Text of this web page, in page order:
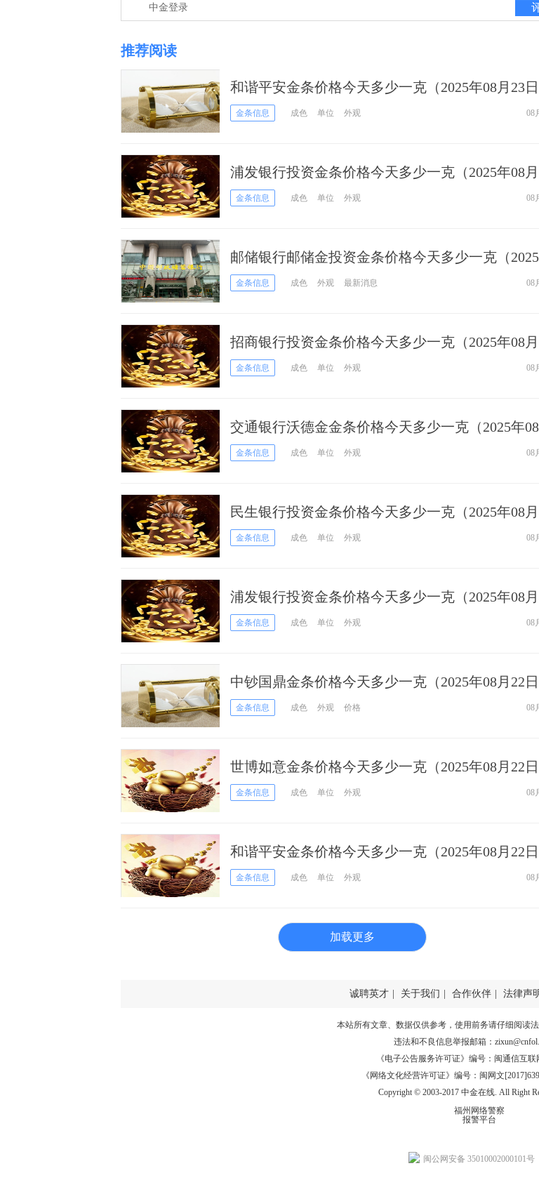
中金登录
推荐阅读
和谐平安金条价格今天多少一克（2025年08月23日
金条信息 成色 单位 外观 08
浦发银行投资金条价格今天多少一克（2025年08月
金条信息 成色 单位 外观 08
邮储银行邮储金投资金条价格今天多少一克（2025
23日）
金条信息 成色 外观 最新消息 08
招商银行投资金条价格今天多少一克（2025年08月
金条信息 成色 单位 外观 08
交通银行沃德金金条价格今天多少一克（2025年
日）
金条信息 成色 单位 外观 08
民生银行投资金条价格今天多少一克（2025年08月
金条信息 成色 单位 外观 08
浦发银行投资金条价格今天多少一克（2025年08月
金条信息 成色 单位 外观 08
中钞国鼎金条价格今天多少一克（2025年08月22日
金条信息 成色 外观 价格 08
世博如意金条价格今天多少一克（2025年08月22日
金条信息 成色 单位 外观 08
和谐平安金条价格今天多少一克（2025年08月22日
金条信息 成色 单位 外观 08
加载更多
诚聘英才 关于我们 合作伙伴 法律声
本站所有文章、数据仅供参考，使用前务请仔细阅读
违法和不良信息举报邮箱：
《电子公告服务许可证》编号：闽通信互联
《网络文化经营许可证》编号：闽网文
Copyright © 2003-2017 中金在线. All Right
福州网络警察
报警平台
闽公网安备 35010002000101号